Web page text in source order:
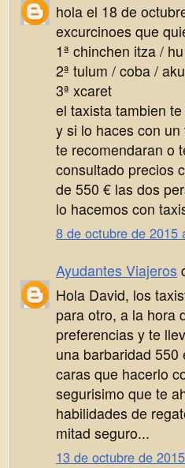
hola el 18 de
excurcinoes que
1ª chinchen itza /
2ª tulum / coba /
3ª xcaret
el taxista tambien
y si lo haces con
te recomendaran o
consultado precios
de 550 € las dos
lo hacemos con
8 de octubre de 2015
Ayudantes Viajeros
Hola David, los
para otro, a la hora
preferencias y te
una barbaridad
caras que hacerlo
segurisimo que te
habilidades de
mitad seguro...
13 de octubre de